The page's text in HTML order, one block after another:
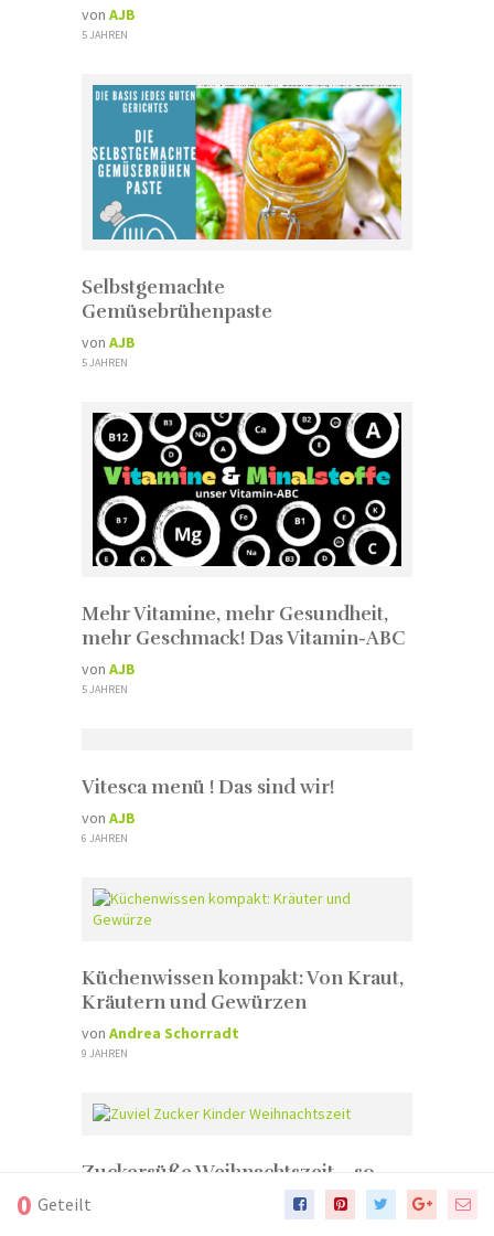
von AJB
5 JAHREN
Selbstgemachte
Gemüsebrühenpaste
von AJB
5 JAHREN
Mehr Vitamine, mehr Gesundheit,
mehr Geschmack! Das Vitamin-ABC
von AJB
5 JAHREN
Vitesca menü ! Das sind wir!
von AJB
6 JAHREN
Küchenwissen kompakt: Von Kraut,
Kräutern und Gewürzen
von Andrea Schorradt
9 JAHREN
Zuckersüße Weihnachtszeit – so
bringen Sie Ihr Kind heil durch
0 Geteilt